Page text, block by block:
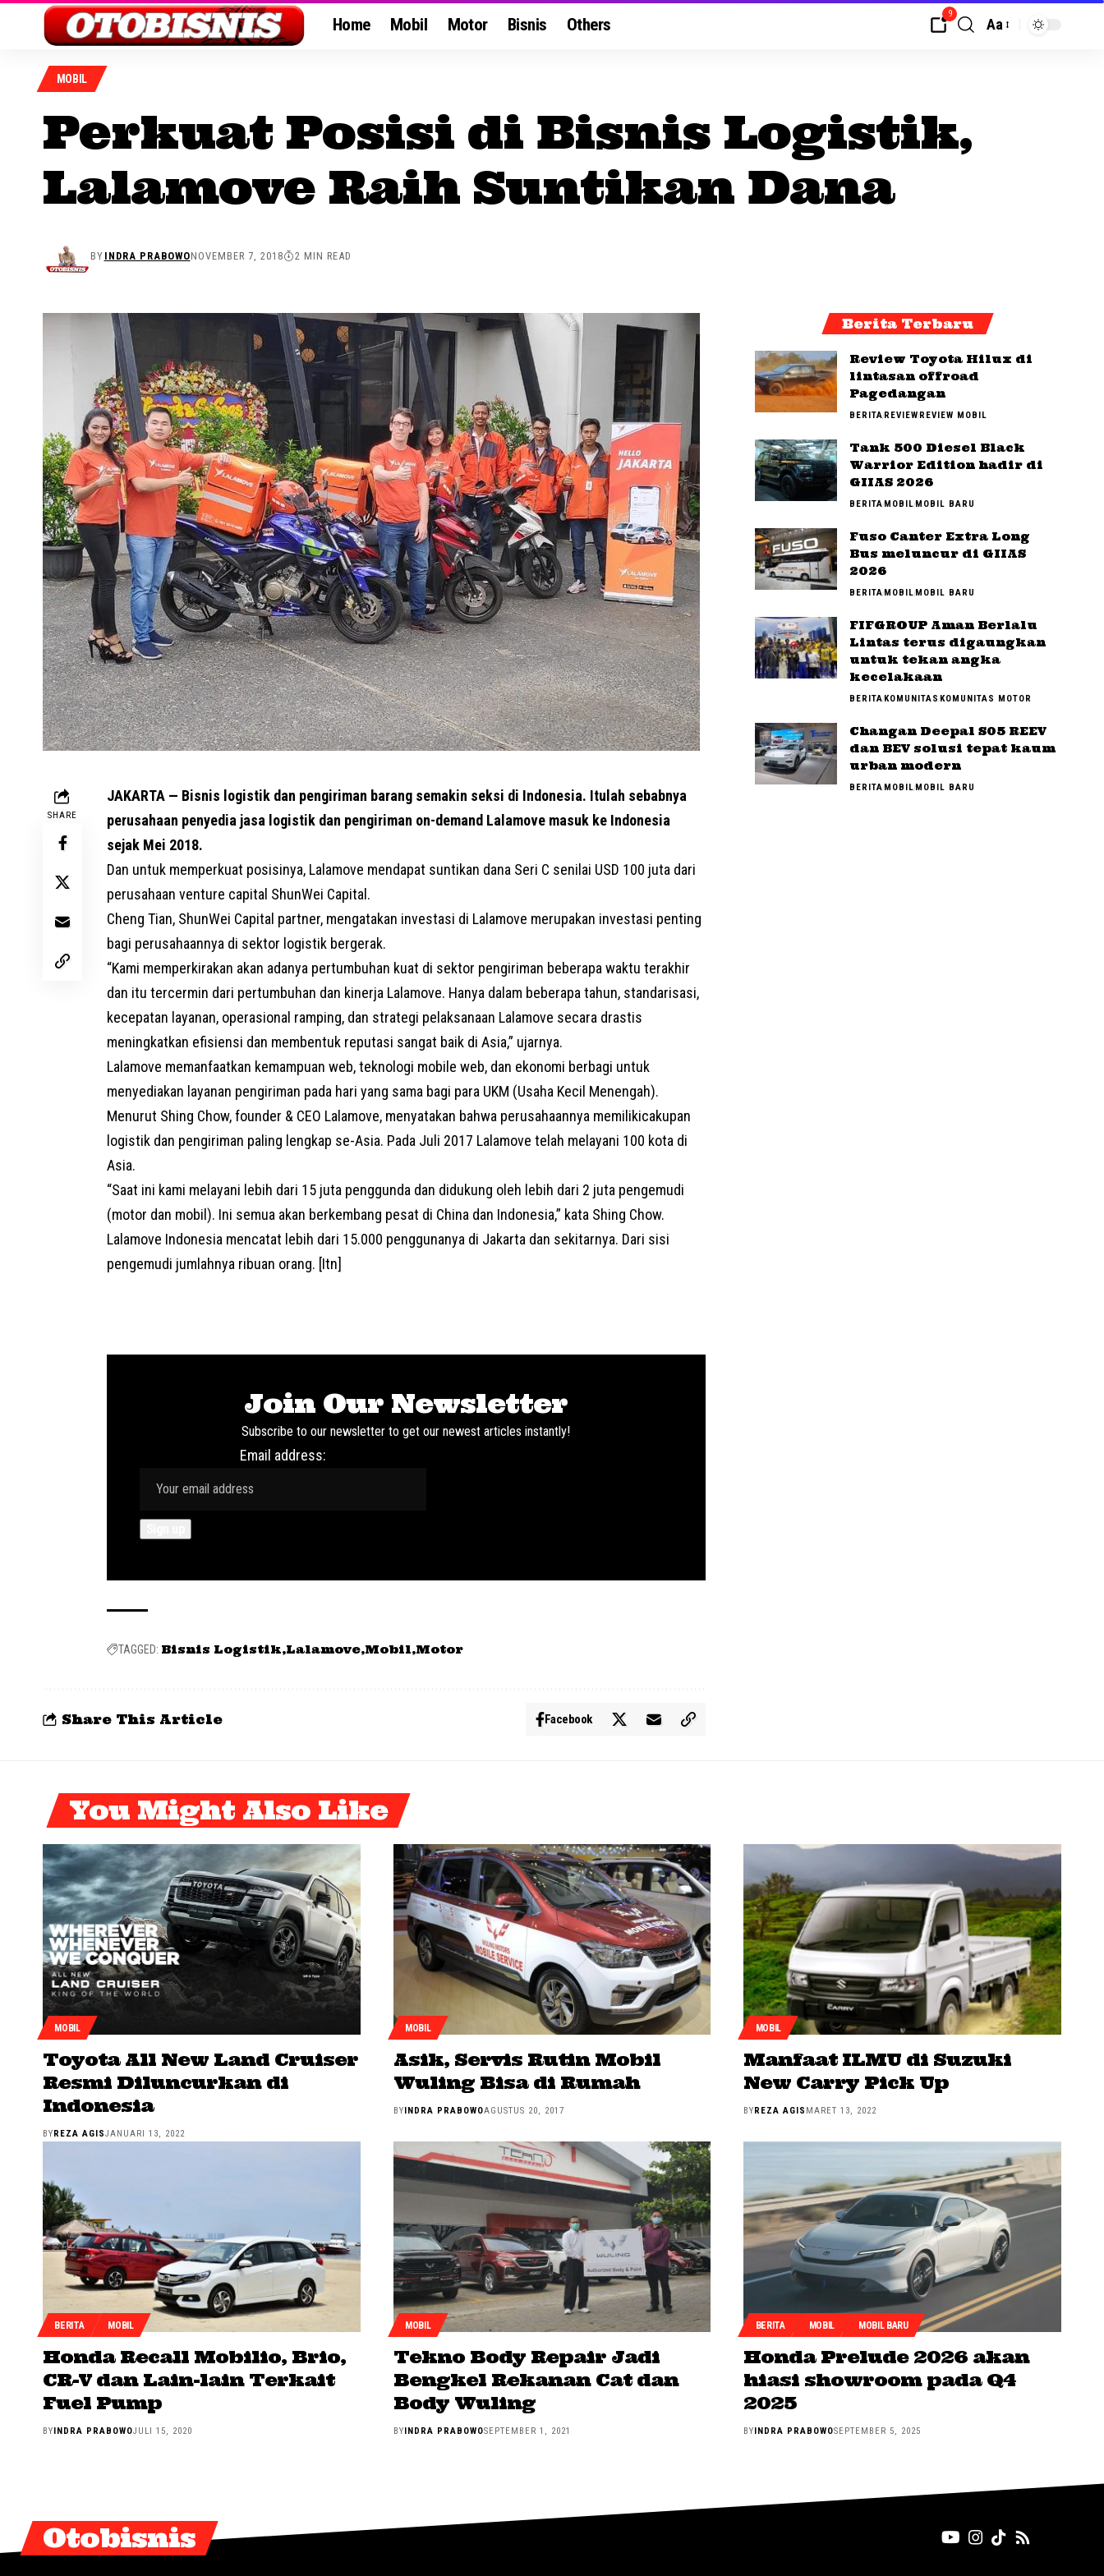
Home Mobil Motor Bisnis Others
9
Aa
MOBIL
Perkuat Posisi di Bisnis Logistik,
Lalamove Raih Suntikan Dana
BY INDRA PRABOWONOVEMBER 7, 2018 2 MIN READ
SHARE
JAKARTA — Bisnis logistik dan pengiriman barang semakin seksi di Indonesia. Itulah sebabnya
perusahaan penyedia jasa logistik dan pengiriman on-demand Lalamove masuk ke Indonesia
sejak Mei 2018.
Dan untuk memperkuat posisinya, Lalamove mendapat suntikan dana Seri C senilai USD 100 juta dari
perusahaan venture capital ShunWei Capital.
Cheng Tian, ShunWei Capital partner, mengatakan investasi di Lalamove merupakan investasi penting
bagi perusahaannya di sektor logistik bergerak.
“Kami memperkirakan akan adanya pertumbuhan kuat di sektor pengiriman beberapa waktu terakhir
dan itu tercermin dari pertumbuhan dan kinerja Lalamove. Hanya dalam beberapa tahun, standarisasi,
kecepatan layanan, operasional ramping, dan strategi pelaksanaan Lalamove secara drastis
meningkatkan efisiensi dan membentuk reputasi sangat baik di Asia,” ujarnya.
Lalamove memanfaatkan kemampuan web, teknologi mobile web, dan ekonomi berbagi untuk
menyediakan layanan pengiriman pada hari yang sama bagi para UKM (Usaha Kecil Menengah).
Menurut Shing Chow, founder & CEO Lalamove, menyatakan bahwa perusahaannya memilikicakupan
logistik dan pengiriman paling lengkap se-Asia. Pada Juli 2017 Lalamove telah melayani 100 kota di
Asia.
“Saat ini kami melayani lebih dari 15 juta penggunda dan didukung oleh lebih dari 2 juta pengemudi
(motor dan mobil). Ini semua akan berkembang pesat di China dan Indonesia,” kata Shing Chow.
Lalamove Indonesia mencatat lebih dari 15.000 penggunanya di Jakarta dan sekitarnya. Dari sisi
pengemudi jumlahnya ribuan orang. [Itn]
Join Our Newsletter
Subscribe to our newsletter to get our newest articles instantly!
Email address:
TAGGED: Bisnis Logistik Lalamove Mobil Motor
Share This Article Facebook
Berita Terbaru
Review Toyota Hilux di
lintasan offroad
Pagedangan
BERITAREVIEWREVIEW MOBIL
Tank 500 Diesel Black
Warrior Edition hadir di
GIIAS 2026
BERITAMOBILMOBIL BARU
Fuso Canter Extra Long
Bus meluncur di GIIAS
2026
BERITAMOBILMOBIL BARU
FIFGROUP Aman Berlalu
Lintas terus digaungkan
untuk tekan angka
kecelakaan
BERITAKOMUNITASKOMUNITAS MOTOR
Changan Deepal S05 REEV
dan BEV solusi tepat kaum
urban modern
BERITAMOBILMOBIL BARU
You Might Also Like
MOBIL
Toyota All New Land Cruiser
Resmi Diluncurkan di
Indonesia
BY REZA AGISJANUARI 13, 2022
MOBIL
Asik, Servis Rutin Mobil
Wuling Bisa di Rumah
BY INDRA PRABOWOAGUSTUS 20, 2017
MOBIL
Manfaat ILMU di Suzuki
New Carry Pick Up
BY REZA AGIS MARET 13, 2022
BERITA MOBIL
Honda Recall Mobilio, Brio,
CR-V dan Lain-lain Terkait
Fuel Pump
BY INDRA PRABOWOJULI 15, 2020
MOBIL
Tekno Body Repair Jadi
Bengkel Rekanan Cat dan
Body Wuling
BY INDRA PRABOWOSEPTEMBER 1, 2021
BERITA MOBIL MOBIL BARU
Honda Prelude 2026 akan
hiasi showroom pada Q4
2025
BY INDRA PRABOWOSEPTEMBER 5, 2025
Otobisnis